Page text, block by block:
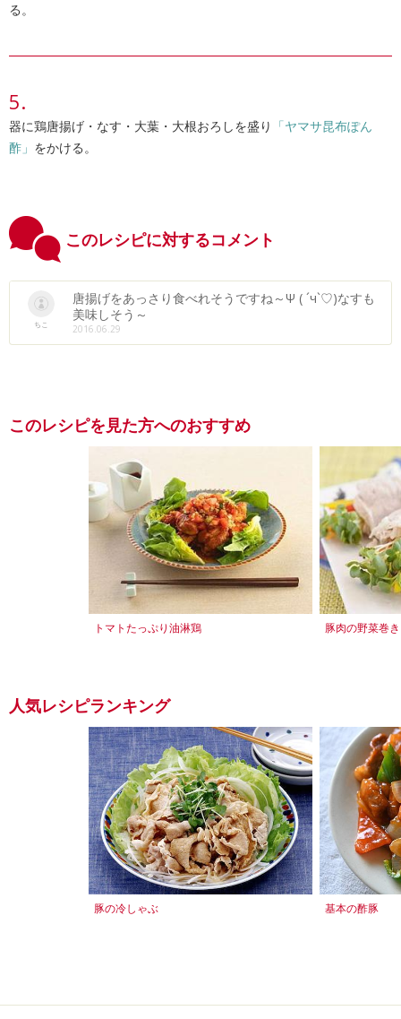
る。
器に鶏唐揚げ・なす・大葉・大根おろしを盛り 「ヤマサ昆布ぽん
酢」 をかける。
このレシピに対するコメント
ちこ
唐揚げをあっさり食べれそうですね～Ψ ( ´ч`♡)なすも
美味しそう～
2016.06.29
このレシピを見た方へのおすすめ
トマトたっぷり油淋鶏 豚肉の野菜巻
人気レシピランキング
豚の冷しゃぶ 基本の酢豚